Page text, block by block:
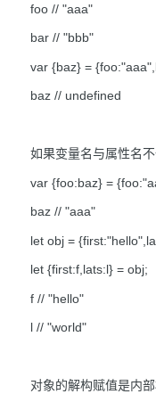
foo // "aaa"
bar // "bbb"
var {baz} =
baz // undefined
如果变量名与属性名
var {foo:baz} =
baz // "aaa"
let obj =
let {first:f,lats:l} = obj;
f // "hello"
l // "world"
对象的解构赋值是内